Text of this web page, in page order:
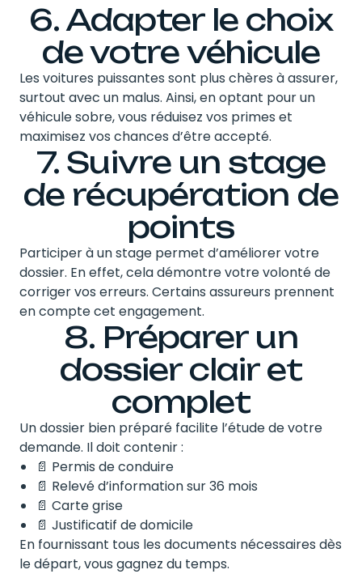
6. Adapter le choix
de votre véhicule
Les voitures puissantes sont plus chères à assurer,
surtout avec un malus. Ainsi, en optant pour un
véhicule sobre, vous réduisez vos primes et
maximisez vos chances d’être accepté.
7. Suivre un stage
de récupération de
points
Participer à un stage permet d’améliorer votre
dossier. En effet, cela démontre votre volonté de
corriger vos erreurs. Certains assureurs prennent
en compte cet engagement.
8. Préparer un
dossier clair et
complet
Un dossier bien préparé facilite l’étude de votre
demande. Il doit contenir :
📄 Permis de conduire
📄 Relevé d’information sur 36 mois
📄 Carte grise
📄 Justificatif de domicile
En fournissant tous les documents nécessaires dès
le départ, vous gagnez du temps.